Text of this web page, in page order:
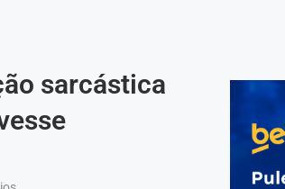
sarcástica